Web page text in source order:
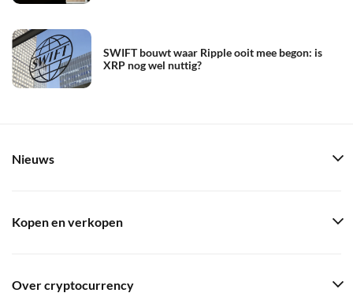
SWIFT bouwt waar Ripple ooit mee begon: is
XRP nog wel nuttig?
Nieuws
Kopen en verkopen
Over cryptocurrency